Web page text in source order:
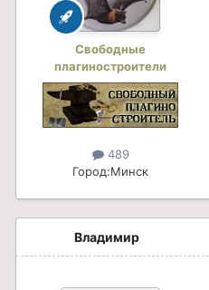
Свободные
плагиностроители
489
Город:Минск
Владимир